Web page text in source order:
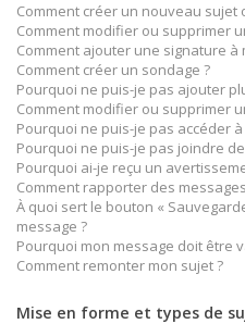
Comment créer un nouveau
Comment modifier ou supprimer
Comment ajouter une signature à
Comment créer un sondage ?
Pourquoi ne puis-je pas ajouter
Comment modifier ou supprimer
Pourquoi ne puis-je pas accéder
Pourquoi ne puis-je pas joindre
Pourquoi ai-je reçu un
Comment rapporter des
À quoi sert le bouton «
message ?
Pourquoi mon message doit être
Comment remonter mon sujet ?
Mise en forme et types de